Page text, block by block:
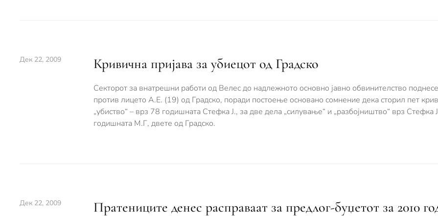
Дек 22, 2009 Кривична пријава за убиецот од Градско
Секторот за внатрешни работи од Велес до надлежното основно јавно обвинителство
против лицето А.Е. (19) од Градско, поради постоење основано сомнение дека сторил пет
„убиство“ – врз 78 годишната Стефка Ј., за две дела „силување“ и „разбојништво“ врз Стефка
годишната М.Г, двете од Градско.
Дек 22, 2009 Пратениците денес расправаат за предлог-буџетот за 2010